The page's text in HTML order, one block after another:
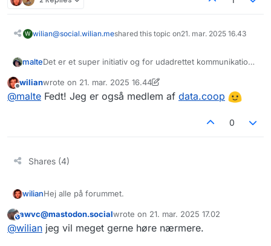
W wilian@social.wilian.meshared this topic on21. mar. 2025 16.43
malteDet er et super initiativ og for udadrettet kommunikation
@datacoop@social.data.coophvor vi også har diskuteret
nogle lignende idéer.
Offline
wilianwrote on 21. mar. 2025 16.44
sidst redigeret af wilian
@malte Fedt! Jeg er også medlem af data.coop
0
Shares (4)
wilianHej alle på forummet.
Vi er en lille gruppe, der arbejder på at etablere en
værdibaseret hostingservice for Mastodon i Danmark
This user is from outside of this forum
awvc@mastodon.socialwrote on 21. mar. 2025 17.02
sidst redigeret af
@wilian jeg vil meget gerne høre nærmere.